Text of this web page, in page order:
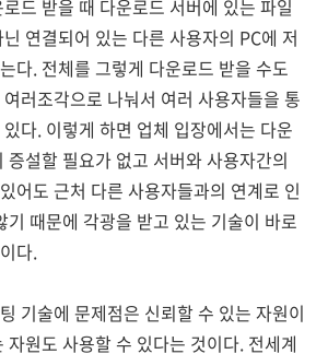
드 받을 때 다운로드 서버에 있는 파일
연결되어 있는 다른 사용자의 PC에 저
다. 전체를 그렇게 다운로드 받을 수도
러조각으로 나눠서 여러 사용자들을 통
다. 이렇게 하면 업체 입장에서는 다운
증설할 필요가 없고 서버와 사용자간의
어도 근처 다른 사용자들과의 연계로 인
기 때문에 각광을 받고 있는 기술이 바로
다.
기술에 문제점은 신뢰할 수 있는 자원이
자원도 사용할 수 있다는 것이다. 전세계